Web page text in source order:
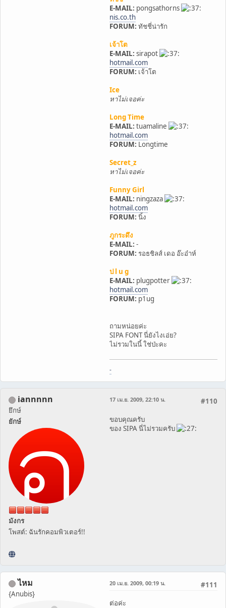
E-MAIL: pongsathorns
nis.co.th
FORUM: ทัชชี่น่ารัก
เจ้าโต
E-MAIL: sirapot
hotmail.com
FORUM: เจ้าโต
Ice
หาไม่เจอค่ะ
Long Time
E-MAIL: tuamaline
hotmail.com
FORUM: Longtime
Secret_z
หาไม่เจอค่ะ
Funny Girl
E-MAIL: ningzaza
hotmail.com
FORUM: นิ้ง
ภูกระดึง
E-MAIL: -
FORUM: รอธชิลส์ เดอ อ๊ะอ๋าห์
ป l u g
E-MAIL: plugpotter
hotmail.com
FORUM: p1ug
ถามหน่อยค่ะ
SIPA FONT นี่ยังไงเอ่ย?
ไม่รวมในนี้ ใช่ป่ะคะ
-
iannnnn
ยึกษ์
ยักษ์
มังกร
โพสต์: ฉันรักคอมพิวเตอร์!!
#110
17 เม.ย. 2009, 22:10 น.
ขอบคุณครับ
ของ SIPA นี่ไม่รวมครับ
ไหม
{Anubis}
#111
20 เม.ย. 2009, 00:19 น.
ต่อค่ะ